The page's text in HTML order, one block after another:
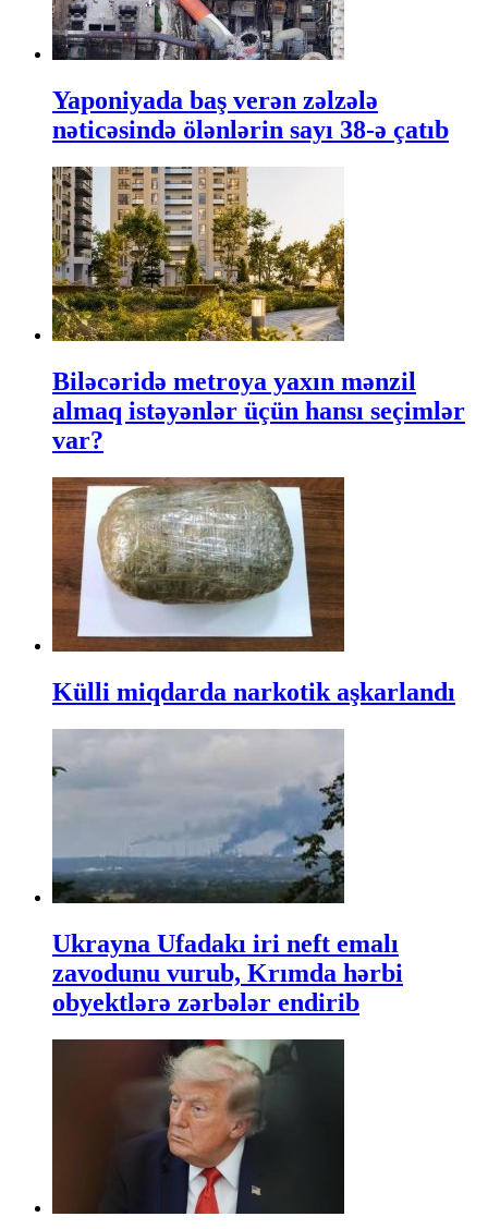
Yaponiyada baş verən zəlzələ
nəticəsində ölənlərin sayı 38-ə çatıb
Biləcəridə metroya yaxın mənzil
almaq istəyənlər üçün hansı seçimlər
var?
Külli miqdarda narkotik aşkarlandı
Ukrayna Ufadakı iri neft emalı
zavodunu vurub, Krımda hərbi
obyektlərə zərbələr endirib